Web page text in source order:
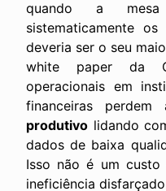
quando a
sistematicamente
deveria ser o seu
white paper da
operacionais em
financeiras perdem
produtivo lidando
dados de baixa
Isso não é um
ineficiência